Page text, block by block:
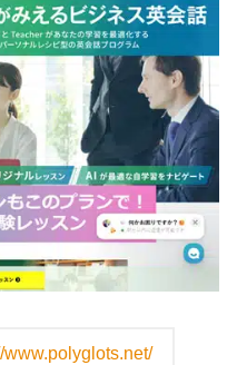
www.polyglots.net/